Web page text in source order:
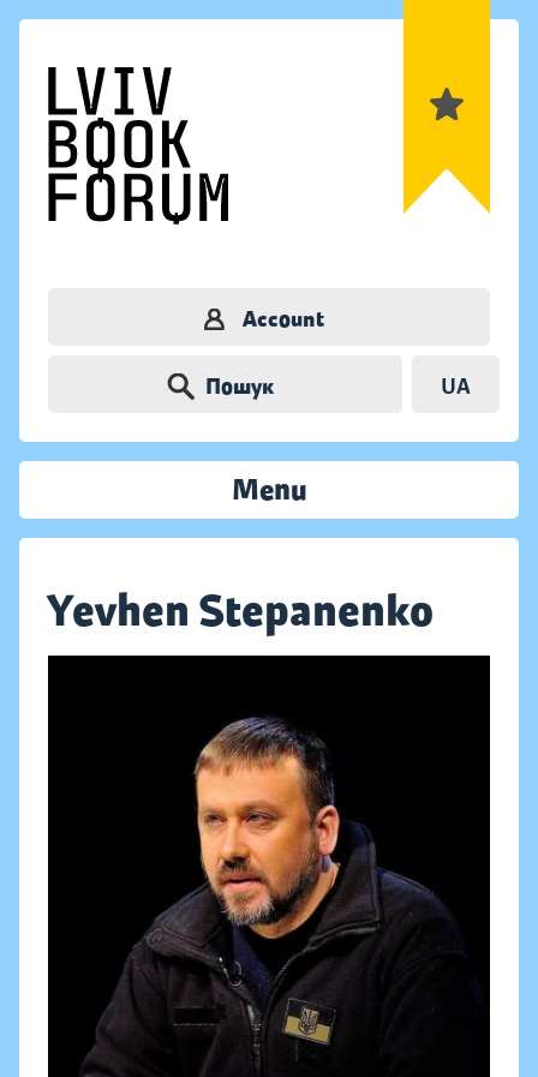
Account
Пошук UA
Menu
Yevhen Stepanenko